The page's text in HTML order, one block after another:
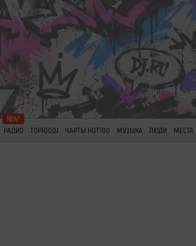
РАДИО TOP100DJ ЧАРТЫ HOT100 МУЗЫКА ЛЮДИ МЕСТА